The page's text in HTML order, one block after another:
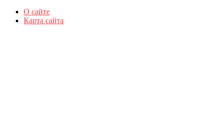
О сайте
Карта сайта